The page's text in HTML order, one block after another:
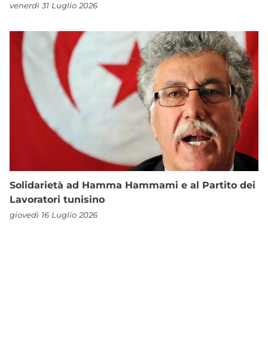
venerdì 31 Luglio 2026
Solidarietà ad Hamma Hammami e al Partito dei
Lavoratori tunisino
giovedì 16 Luglio 2026